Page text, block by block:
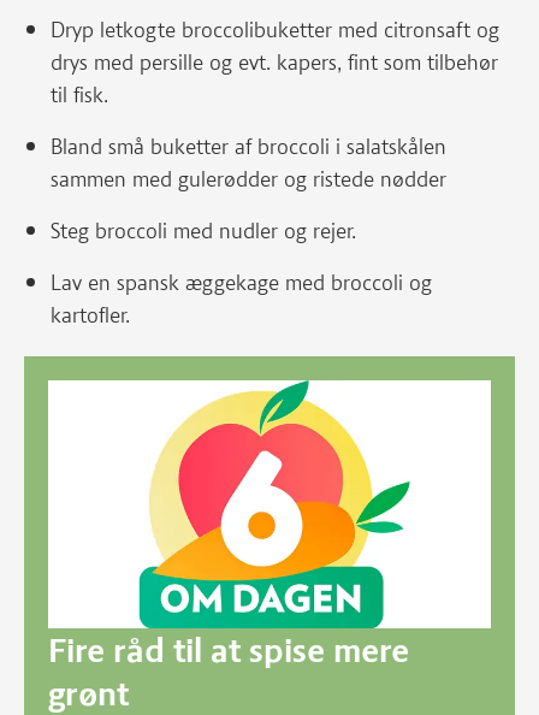
Dryp letkogte broccolibuketter med citronsaft og
drys med persille og evt. kapers, fint som tilbehør
til fisk.
Bland små buketter af broccoli i salatskålen
sammen med gulerødder og ristede nødder
Steg broccoli med nudler og rejer.
Lav en spansk æggekage med broccoli og
kartofler.
Fire råd til at spise mere
grønt